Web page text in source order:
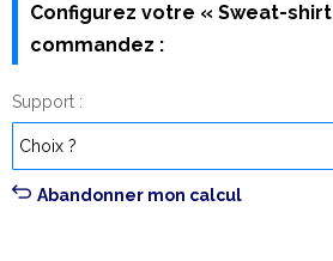
Configurez votre « Sweat-
commandez :
Support
Abandonner mon calcul